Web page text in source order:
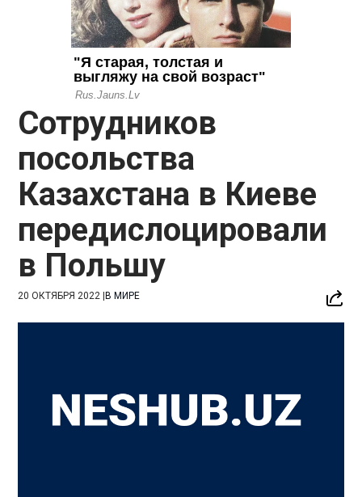
Сотрудников
посольства
Казахстана в Киеве
передислоцировали
в Польшу
20 ОКТЯБРЯ 2022 |В МИРЕ